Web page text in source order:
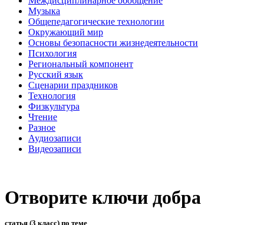
Музыка
Общепедагогические технологии
Окружающий мир
Основы безопасности жизнедеятельности
Психология
Региональный компонент
Русский язык
Сценарии праздников
Технология
Физкультура
Чтение
Разное
Аудиозаписи
Видеозаписи
Отворите ключи добра
статья (3 класс) по теме